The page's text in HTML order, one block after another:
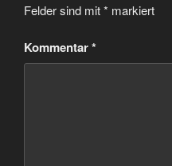
Felder sind mit* markiert
Kommentar*